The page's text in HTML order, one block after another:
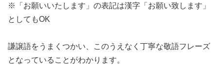
※「お願いいたします」の表記は漢字「お願い致します」
としてもOK
謙譲語をうまくつかい、このうえなく丁寧な敬語フレーズ
となっていることがわかります。